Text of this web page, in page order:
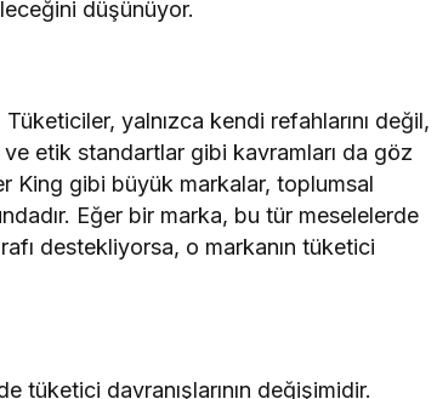
düşünüyor.
yalnızca kendi refahlarını değil,
etik standartlar gibi kavramları da göz
King gibi büyük markalar, toplumsal
Eğer bir marka, bu tür meselelerde
destekliyorsa, o markanın tüketici
davranışlarının değişimidir.